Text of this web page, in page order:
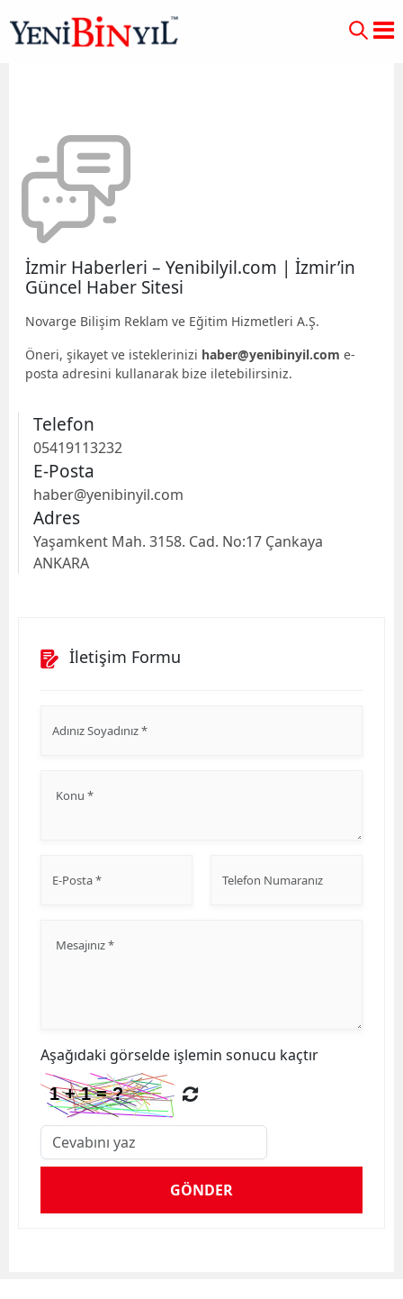
İzmir Haberleri – Yenibilyil.com | İzmir’in
Güncel Haber Sitesi
Novarge Bilişim Reklam ve Eğitim Hizmetleri A.Ş.
Öneri, şikayet ve isteklerinizi haber@yenibinyil.com e-
posta adresini kullanarak bize iletebilirsiniz.
Telefon
05419113232
E-Posta
haber@yenibinyil.com
Adres
Yaşamkent Mah. 3158. Cad. No:17 Çankaya
ANKARA
İletişim Formu
Aşağıdaki görselde işlemin sonucu kaçtır
GÖNDER